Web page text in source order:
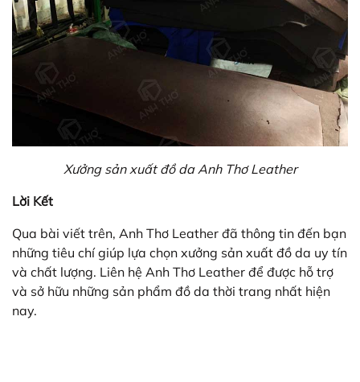
Xưởng sản xuất đồ da Anh Thơ Leather
Lời Kết
Qua bài viết trên, Anh Thơ Leather đã thông tin đến bạn
những tiêu chí giúp lựa chọn xưởng sản xuất đồ da uy tín
và chất lượng. Liên hệ Anh Thơ Leather để được hỗ trợ
và sở hữu những sản phẩm đồ da thời trang nhất hiện
nay.